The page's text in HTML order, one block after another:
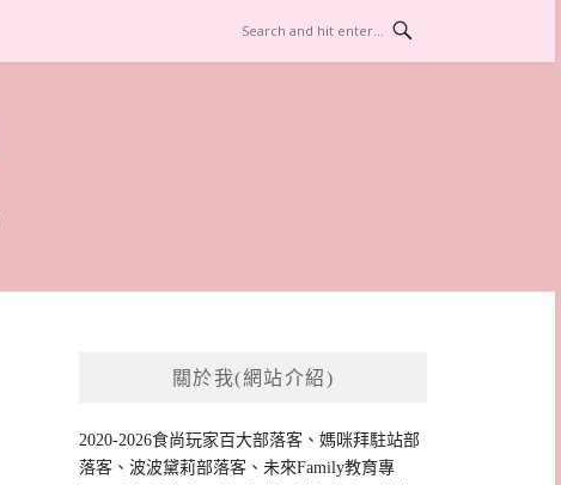
關於我(網站介紹)
2020-2026食尚玩家百大部落客、媽咪拜駐站部
落客、波波黛莉部落客、未來Family教育專